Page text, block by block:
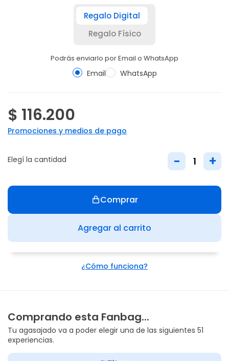
Regalo Digital
Regalo Físico
Podrás enviarlo por Email o WhatsApp
Email WhatsApp
$ 116.200
Promociones y medios de pago
Elegí la cantidad - +
Agregar al carrito
Comprar
¿Cómo funciona?
Comprando esta Fanbag...
Tu agasajado va a poder elegir una de las siguientes 51
experiencias.